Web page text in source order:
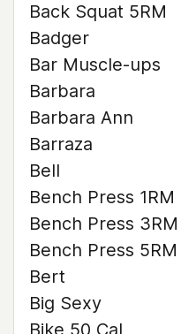
Back Squat 5RM
Badger
Bar Muscle-ups
Barbara
Barbara Ann
Barraza
Bell
Bench Press 1RM
Bench Press 3RM
Bench Press 5RM
Bert
Big Sexy
Bike 50 Cal